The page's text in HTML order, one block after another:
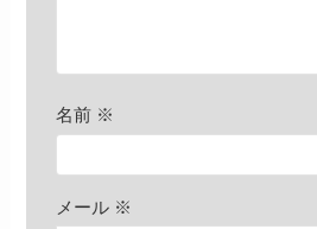
名前 ※
メール ※